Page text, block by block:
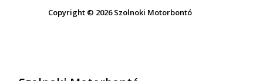
Copyright © 2026 Szolnoki Motorbontó